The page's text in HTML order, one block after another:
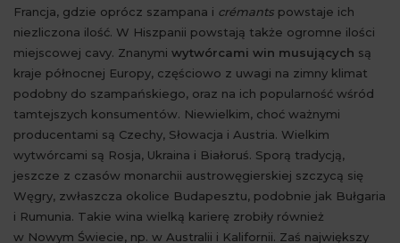
Francja, gdzie oprócz szampana i crémants powstaje ich
niezliczona ilość. W Hiszpanii powstają także ogromne ilości
miejscowej cavy. Znanymi wytwórcami win musujących są
kraje północnej Europy, częściowo z uwagi na zimny klimat
podobny do szampańskiego, oraz na ich popularność wśród
tamtejszych konsumentów. Niewielkim, choć ważnymi
producentami są Czechy, Słowacja i Austria. Wielkim
wytwórcami są Rosja, Ukraina i Białoruś. Sporą tradycją,
jeszcze z czasów monarchii austrowęgierskiej szczycą się
Węgry, zwłaszcza okolice Budapesztu, podobnie jak Bułgaria
i Rumunia. Takie wina wielką karierę zrobiły również
w Nowym Świecie, np. w Australii i Kalifornii. Zaś największy